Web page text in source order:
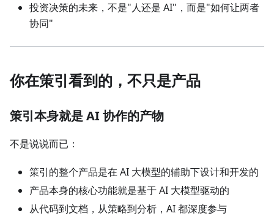
投资决策的未来，不是"人还是 AI"，而是"如何让两者
协同"
你在策引看到的，不只是产品
策引本身就是 AI 协作的产物
不是说说而已：
策引的整个产品是在 AI 大模型的辅助下设计和开发的
产品本身的核心功能就是基于 AI 大模型驱动的
从代码到文档，从策略到分析，AI 都深度参与